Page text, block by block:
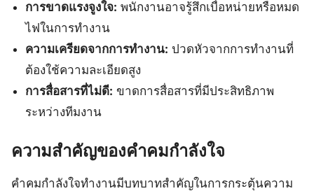
การขาดแรงจูงใจ: พนักงานอาจรู้สึกเบื่อหน่ายหรือหมด
ไฟในการทำงาน
ความเครียดจากการทำงาน: ปวดหัวจากการทำงานที่
ต้องใช้ความละเอียดสูง
การสื่อสารที่ไม่ดี: ขาดการสื่อสารที่มีประสิทธิภาพ
ระหว่างทีมงาน
ความสำคัญของคําคมกําลังใจ
คําคมกําลังใจทํางานมีบทบาทสำคัญในการกระตุ้นความ